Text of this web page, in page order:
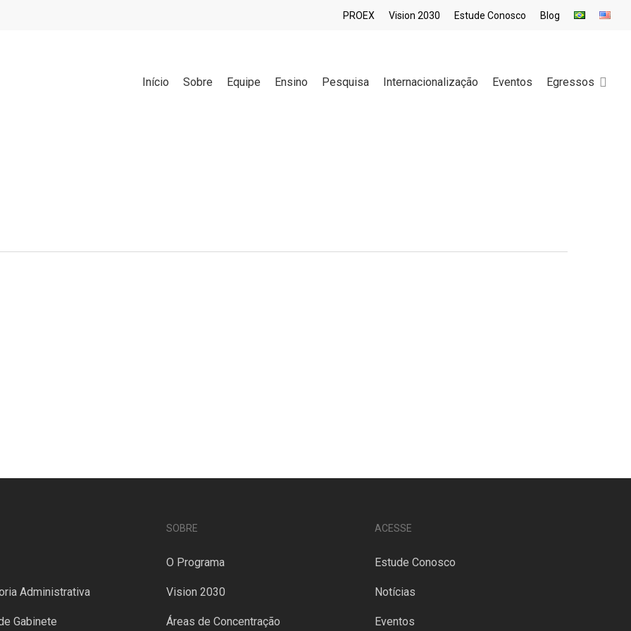
PROEX Vision 2030 Estude Conosco Blog
Início Sobre Equipe Ensino Pesquisa Internacionalização Eventos Egressos
Administrativa
Gabinete
SOBRE
O Programa
Vision 2030
Áreas de Concentração
ACESSE
Estude Conosco
Notícias
Eventos